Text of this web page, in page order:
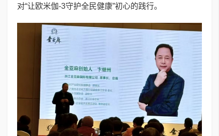
对“让欧米伽-3守护全民健康”初心的践行。